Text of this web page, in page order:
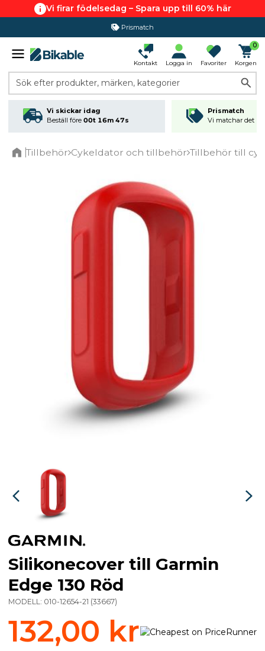
Vi firar födelsedag – Spara upp till 60% här
Prismatch
Kontakt Logga in Favoriter
0
Korgen
Sök efter produkter, märken, kategorier
Vi skickar idag
Beställ före 00t 16m 47s
Prismatch
Vi matchar det
Tillbehör Cykeldator och tillbehör Tillbehör till
Silikonecover till Garmin
Edge 130 Röd
MODELL: 010-12654-21 (33667)
132,00 kr